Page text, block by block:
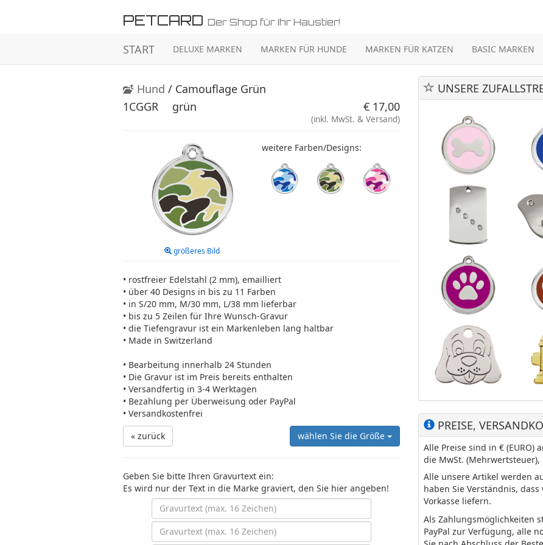
PETCARD Der Shop für Ihr Haustier!
START DELUXE MARKEN MARKEN FÜR HUNDE MARKEN FÜR KATZEN BASIC MARKEN
Hund / Camouflage Grün
1CGGR
grün € 17,00
(inkl. MwSt. & Versand)
größeres Bild
weitere Farben/Designs:
• rostfreier Edelstahl (2 mm), emailliert
• über 40 Designs in bis zu 11 Farben
• in S/20 mm, M/30 mm, L/38 mm lieferbar
• bis zu 5 Zeilen für Ihre Wunsch-Gravur
• die Tiefengravur ist ein Markenleben lang haltbar
• Made in Switzerland
• Bearbeitung innerhalb 24 Stunden
• Die Gravur ist im Preis bereits enthalten
• Versandfertig in 3-4 Werktagen
• Bezahlung per Überweisung oder PayPal
• Versandkostenfrei
« zurück
wählen Sie die Größe
Geben Sie bitte Ihren Gravurtext ein:
Es wird nur der Text in die Marke graviert, den Sie hier angeben!
UNSERE
PREISE,
Alle Preise sind in €
die MwSt. (Mehrwertsteuer),
Alle unsere Artikel werden
haben Sie Verständnis,
Vorkasse liefern.
Als Zahlungsmöglichkeiten
PayPal zur Verfügung, alle